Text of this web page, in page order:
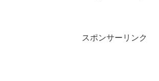
スポンサーリンク